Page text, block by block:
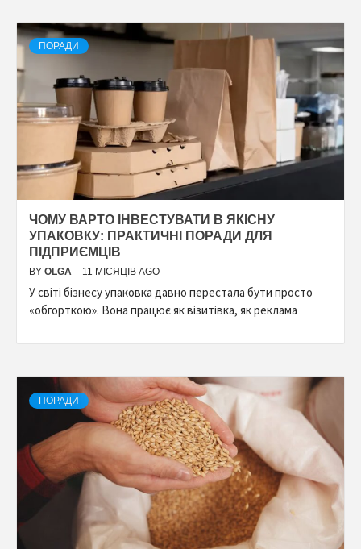
ПОРАДИ
ЧОМУ ВАРТО ІНВЕСТУВАТИ В ЯКІСНУ
УПАКОВКУ: ПРАКТИЧНІ ПОРАДИ ДЛЯ
ПІДПРИЄМЦІВ
BY OLGA 11 МІСЯЦІВ AGO
У світі бізнесу упаковка давно перестала бути просто
«обгорткою». Вона працює як візитівка, як реклама
ПОРАДИ